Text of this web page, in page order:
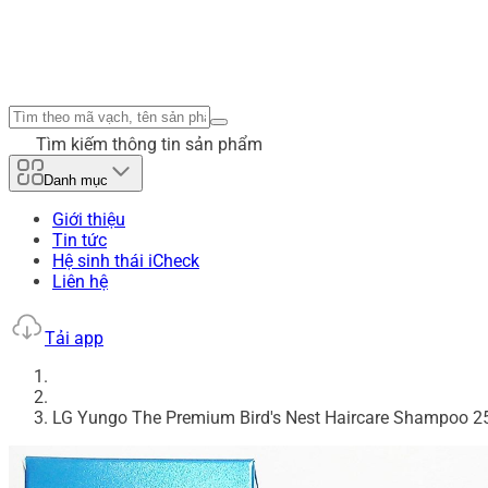
Tìm kiếm thông tin sản phẩm
Danh mục
Giới thiệu
Tin tức
Hệ sinh thái iCheck
Liên hệ
Tải app
LG Yungo The Premium Bird's Nest Haircare Shampoo